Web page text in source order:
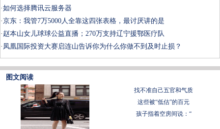
·如何选择腾讯云服务器
·京东：我管7万5000人全靠这四张表格，最讨厌讲的是
· 赵本山女儿球球公益直播；270万支持辽宁援鄂医疗队
· 凤凰国际投资大赛启连山告诉你为什么你做不到及时止损？
图文阅读
找不准自己五官和气质
这些被“低估”的百元
孩子指着空房间说：“